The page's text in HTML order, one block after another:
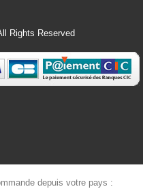
Rights Reserved
depuis votre pays :